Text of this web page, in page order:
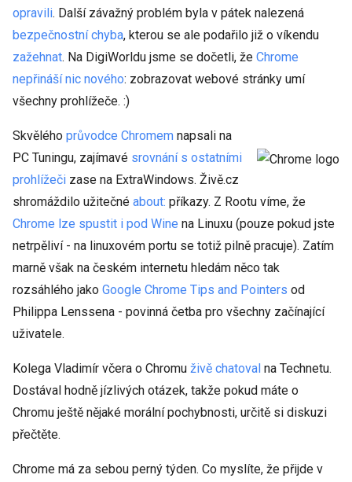
opravili. Další závažný problém byla v pátek nalezená
bezpečnostní chyba, kterou se ale podařilo již o víkendu
zažehnat. Na DigiWorldu jsme se dočetli, že Chrome
nepřináší nic nového: zobrazovat webové stránky umí
všechny prohlížeče. :)
Skvělého průvodce Chromem napsali na
PC Tuningu, zajímavé srovnání s ostatními
prohlížeči zase na ExtraWindows. Živě.cz
shromáždilo užitečné about: příkazy. Z Rootu víme, že
Chrome lze spustit i pod Wine na Linuxu (pouze pokud jste
netrpěliví - na linuxovém portu se totiž pilně pracuje). Zatím
marně však na českém internetu hledám něco tak
rozsáhlého jako Google Chrome Tips and Pointers od
Philippa Lenssena - povinná četba pro všechny začínající
uživatele.
Kolega Vladimír včera o Chromu živě chatoval na Technetu.
Dostával hodně jízlivých otázek, takže pokud máte o
Chromu ještě nějaké morální pochybnosti, určitě si diskuzi
přečtěte.
Chrome má za sebou perný týden. Co myslíte, že přijde v